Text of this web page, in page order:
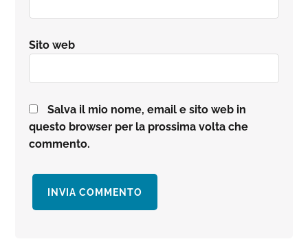
Sito web
Salva il mio nome, email e sito web in
questo browser per la prossima volta che
commento.